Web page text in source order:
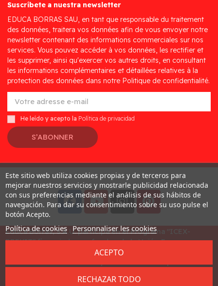
Suscríbete a nuestra newsletter
EDUCA BORRAS SAU, en tant que responsable du traitement
des données, traitera vos données afin de vous envoyer notre
newsletter contenant des informations commerciales sur nos
services. Vous pouvez accéder à vos données, les rectifier et
les supprimer, ainsi qu'exercer vos autres droits, en consultant
les informations complémentaires et détaillées relatives à la
protection des données dans notre Politique de confidentialité.
He leído y acepto la Política de privacidad
S’ABONNER
Desarrollado porAddis
Educa Borras, S.A.U. participa en el Programa "ICEX-
BREXIT" financiado por fondos de la Unión Europea, para
mitigar las consecuencias adversas de la retirada del
Este sitio web utiliza cookies propias y de terceros para
mejorar nuestros servicios y mostrarle publicidad relacionada
con sus preferencias mediante el análisis de sus hábitos de
navegación. Para dar su consentimiento sobre su uso pulse el
botón Acepto.
Política de cookies Personnaliser les cookies
RECHAZAR TODO
ACEPTO